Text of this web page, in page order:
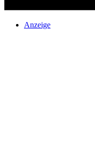
Anzeige